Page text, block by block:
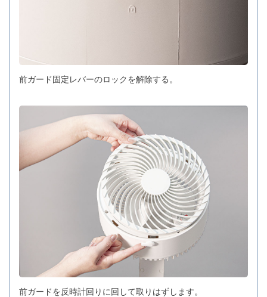
前ガード固定レバーのロックを解除する。
前ガードを反時計回りに回して取りはずします。